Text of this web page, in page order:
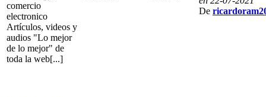
comercio
electronico
Artículos, videos y
audios "Lo mejor
de lo mejor" de
toda la web[...]
De